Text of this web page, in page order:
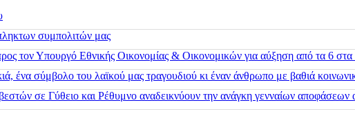
συμπολιτών μας
τον Υπουργό Εθνικής Οικονομίας & Οικονομικών για αύξηση από τα 6
ένα σύμβολο του λαϊκού μας τραγουδιού κι έναν άνθρωπο με βαθιά
σε Γύθειο και Ρέθυμνο αναδεικνύουν την ανάγκη γενναίων αποφάσεων